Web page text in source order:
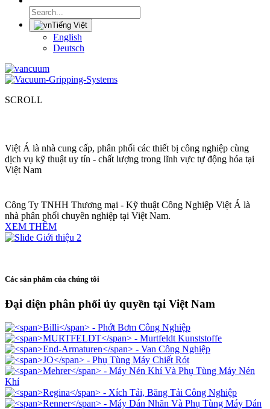
Tiếng Việt
English
Deutsch
SCROLL
Việt Á là nhà cung cấp, phân phối các thiết bị công nghiệp cùng
dịch vụ kỹ thuật uy tín - chất lượng trong lĩnh vực tự động hóa tại
Việt Nam
Công Ty TNHH Thương mại - Kỹ thuật Công Nghiệp Việt Á là
nhà phân phối chuyên nghiệp tại Việt Nam.
XEM THÊM
Các sản phẩm của chúng tôi
Đại diện phân phối ủy quyền tại Việt Nam